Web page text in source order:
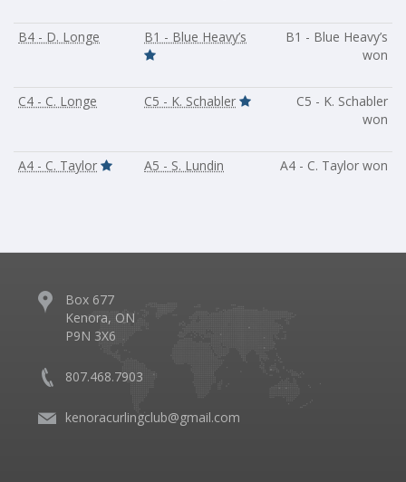
B4 - D. Longe B1 - Blue Heavy’s
B1 - Blue Heavy’s
won
C4 - C. Longe C5 - K. Schabler
C5 - K. Schabler
won
A4 - C. Taylor A5 - S. Lundin A4 - C. Taylor won
Box 677
Kenora, ON
P9N 3X6
807.468.7903
kenoracurlingclub@gmail.com